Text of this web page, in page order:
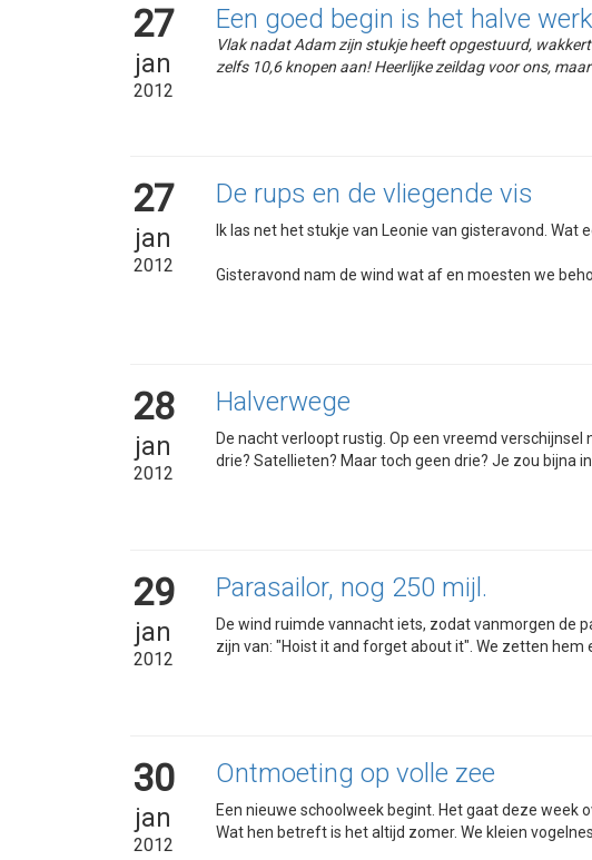
27
jan
2012
Een goed begin is het halve werk
Vlak nadat Adam zijn stukje heeft opgestuurd,
zelfs 10,6 knopen aan! Heerlijke zeildag voor ons,
27
jan
2012
De rups en de vliegende vis
Ik las net het stukje van Leonie van gisteravond.
Gisteravond nam de wind wat af en moesten we
28
jan
2012
Halverwege
De nacht verloopt rustig. Op een vreemd
drie? Satellieten? Maar toch geen drie? Je zou bijna
29
jan
2012
Parasailor, nog 250 mijl.
De wind ruimde vannacht iets, zodat vanmorgen de
zijn van: "Hoist it and forget about it". We zetten hem
30
jan
2012
Ontmoeting op volle zee
Een nieuwe schoolweek begint. Het gaat deze week
Wat hen betreft is het altijd zomer. We kleien